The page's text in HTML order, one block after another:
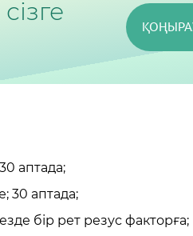
аптада;
30 аптада;
бір рет резус факторға;